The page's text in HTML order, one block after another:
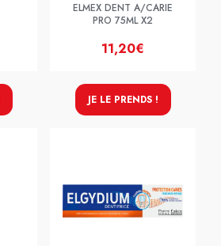
ELMEX DENT A/CARIE
PRO 75ML X2
11,20€
JE LE PRENDS !